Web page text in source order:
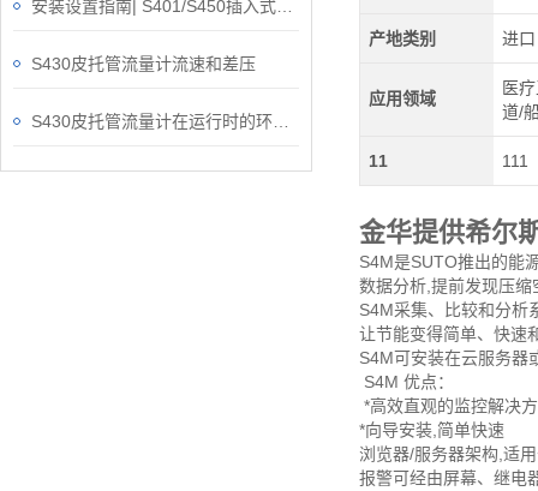
S430皮托管流量计流速和差压
产地类别 进口
应用领域
医
道/
11 111
金华提供希尔
S4M是SUTO推出的能
数据分析,提前发现压
S4M采集、比较和分析
让节能变得简单、快速
S4M可安装在云服务器
S4M 优点：
*高效直观的监控解决
*向导安装,简单快速
浏览器/服务器架构,适
报警可经由屏幕、继电